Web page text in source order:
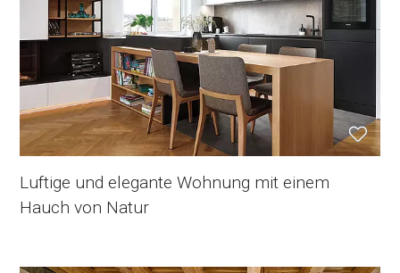
Luftige und elegante Wohnung mit einem
Hauch von Natur